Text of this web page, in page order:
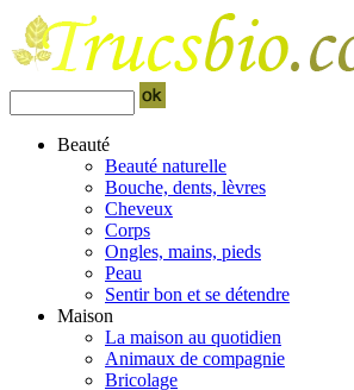
Beauté
Beauté naturelle
Bouche, dents, lèvres
Cheveux
Corps
Ongles, mains, pieds
Peau
Sentir bon et se détendre
Maison
La maison au quotidien
Animaux de compagnie
Bricolage